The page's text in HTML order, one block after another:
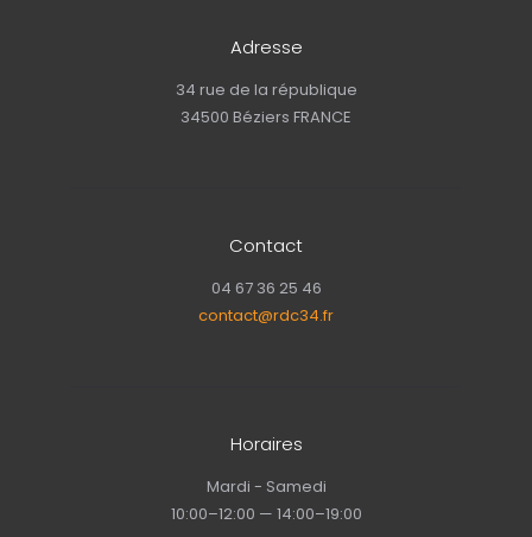
Adresse
34 rue de la république
34500 Béziers FRANCE
Contact
04 67 36 25 46
contact@rdc34.fr
Horaires
Mardi - Samedi
10:00–12:00 — 14:00–19:00